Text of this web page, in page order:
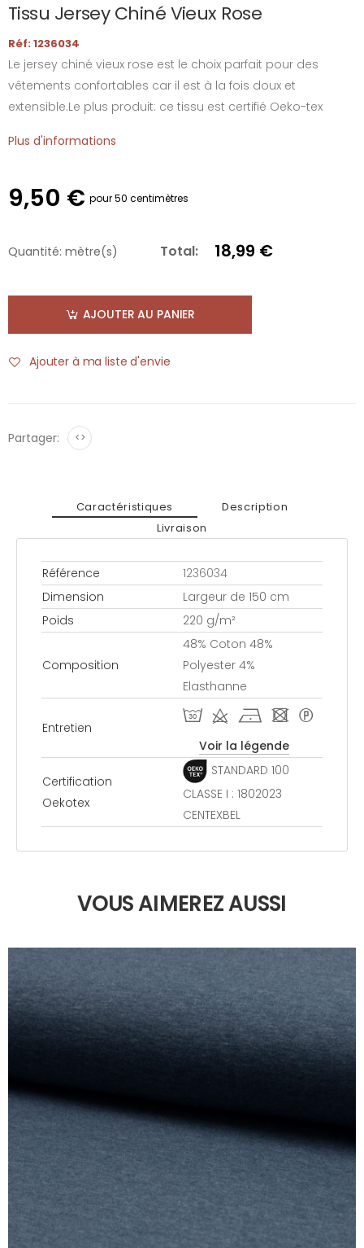
Tissu Jersey Chiné Vieux Rose
Réf: 1236034
Le jersey chiné vieux rose est le choix parfait pour des
vêtements confortables car il est à la fois doux et
extensible.Le plus produit: ce tissu est certifié Oeko-tex
Plus d'informations
9,50 € pour 50 centimètres
Quantité: mètre(s) Total: 18,99 €
AJOUTER AU PANIER
Ajouter à ma liste d'envie
Partager: <>
Caractéristiques
Description
Livraison
Référence
1236034
Dimension
Largeur de 150 cm
Poids
220 g/m²
Composition
48% Coton 48%
Polyester 4%
Elasthanne
Entretien
T d h - *
Voir la légende
Certification
Oekotex
STANDARD 100
CLASSE I : 1802023
CENTEXBEL
VOUS AIMEREZ AUSSI